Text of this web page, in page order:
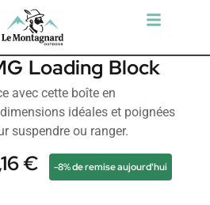
Loading Block
avec cette boîte en
idéales et poignées
suspendre ou ranger.
€ -8% de remise aujourd'hui